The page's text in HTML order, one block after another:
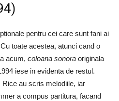
pentru cei care sunt fani ai
toate acestea, atunci cand o
acum, coloana sonora originala
iese in evidenta de restul.
Rice au scris melodiile, iar
a compus partitura, facand